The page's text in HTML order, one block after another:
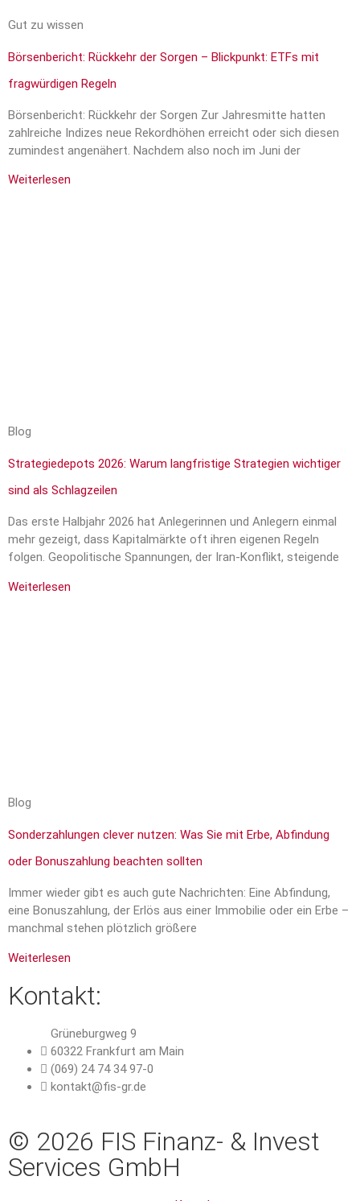
Gut zu wissen
Börsenbericht: Rückkehr der Sorgen – Blickpunkt: ETFs mit
fragwürdigen Regeln
Börsenbericht: Rückkehr der Sorgen Zur Jahresmitte hatten
zahlreiche Indizes neue Rekordhöhen erreicht oder sich diesen
zumindest angenähert. Nachdem also noch im Juni der
Weiterlesen
Blog
Strategiedepots 2026: Warum langfristige Strategien wichtiger
sind als Schlagzeilen
Das erste Halbjahr 2026 hat Anlegerinnen und Anlegern einmal
mehr gezeigt, dass Kapitalmärkte oft ihren eigenen Regeln
folgen. Geopolitische Spannungen, der Iran-Konflikt, steigende
Weiterlesen
Blog
Sonderzahlungen clever nutzen: Was Sie mit Erbe, Abfindung
oder Bonuszahlung beachten sollten
Immer wieder gibt es auch gute Nachrichten: Eine Abfindung,
eine Bonuszahlung, der Erlös aus einer Immobilie oder ein Erbe –
manchmal stehen plötzlich größere
Weiterlesen
Kontakt:
Grüneburgweg 9
60322 Frankfurt am Main
(069) 24 74 34 97-0
kontakt@fis-gr.de
© 2026 FIS Finanz- & Invest
Services GmbH